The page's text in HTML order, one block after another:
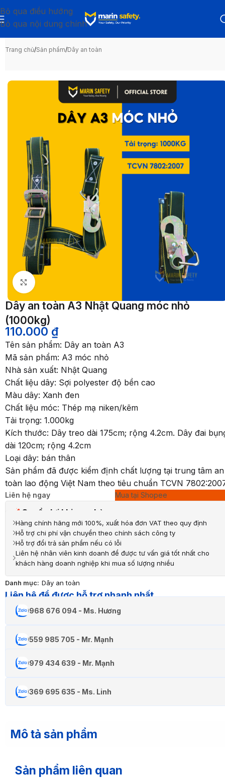
Bỏ qua điều hướng
Bỏ qua nội dung chính
Trang chủ/Sản phẩm/Dây an toàn
Nhấp để phóng to
Dây an toàn A3 Nhật Quang móc nhỏ
(1000kg)
110.000 ₫
Tên sản phẩm: Dây an toàn A3
Mã sản phẩm: A3 móc nhỏ
Nhà sản xuất: Nhật Quang
Chất liệu dây: Sợi polyester độ bền cao
Màu dây: Xanh đen
Chất liệu móc: Thép mạ niken/kẽm
Tải trọng: 1.000kg
Kích thước: Dây treo dài 175cm; rộng 4.2cm. Dây đai
dài 120cm; rộng 4.2cm
Loại dây: bán thân
Sản phẩm đã được kiểm định chất lượng tại trung tâm an
toàn lao động Việt Nam theo tiêu chuẩn TCVN
Liên hệ ngay Mua tại Shopee
Quyền lợi khi mua hàng
Hàng chính hãng mới 100%, xuất hóa đơn VAT theo quy định
Hỗ trợ chi phí vận chuyển theo chính sách công ty
Hỗ trợ đổi trả sản phẩm nếu có lỗi
Liên hệ nhân viên kinh doanh để được tư vấn giá tốt nhất cho
khách hàng doanh nghiệp khi mua số lượng nhiều
Danh mục: Dây an toàn
Liên hệ để được hỗ trợ nhanh nhất
0968 676 094 - Ms. Hương
0559 985 705 - Mr. Mạnh
0979 434 639 - Mr. Mạnh
0369 695 635 - Ms. Linh
Mô tả sản phẩm
Sản phẩm liên quan